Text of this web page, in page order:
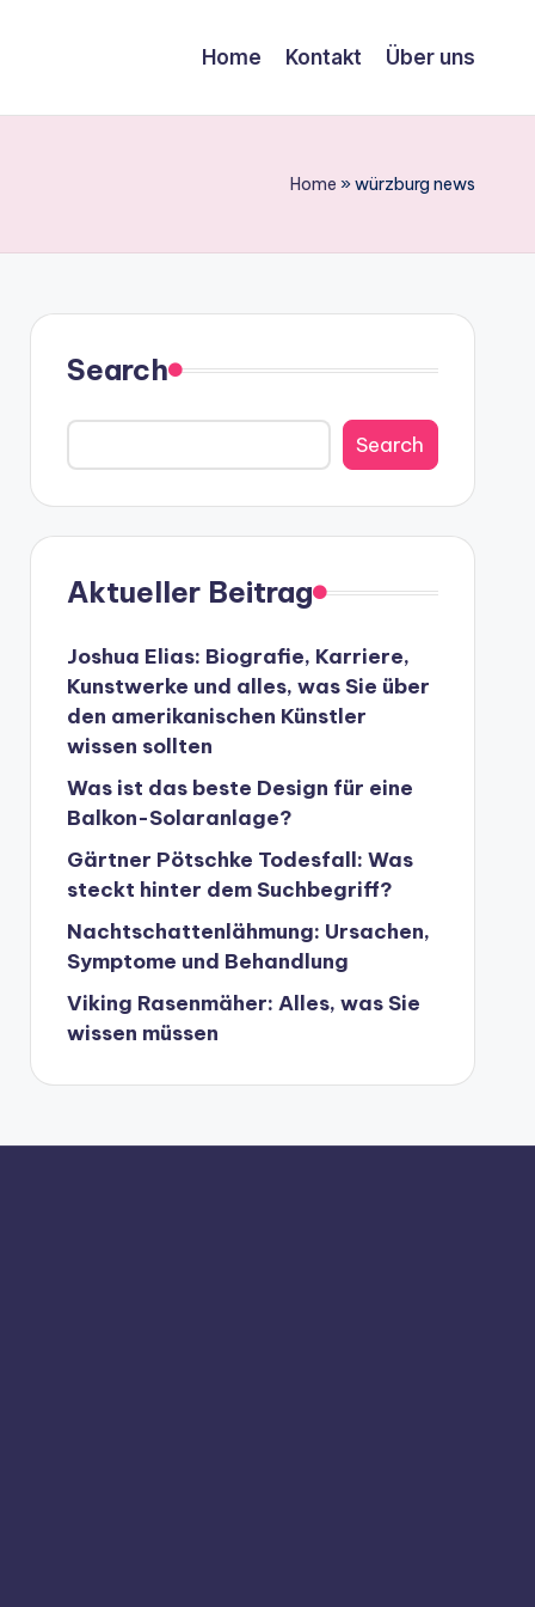
Home Kontakt Über uns
Home »würzburg news
Search
Search
Aktueller Beitrag
Joshua Elias: Biografie, Karriere,
Kunstwerke und alles, was Sie über
den amerikanischen Künstler
wissen sollten
Was ist das beste Design für eine
Balkon-Solaranlage?
Gärtner Pötschke Todesfall: Was
steckt hinter dem Suchbegriff?
Nachtschattenlähmung: Ursachen,
Symptome und Behandlung
Viking Rasenmäher: Alles, was Sie
wissen müssen